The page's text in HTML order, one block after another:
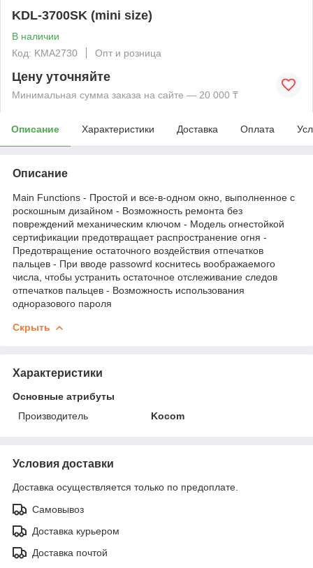
KDL-3700SK (mini size)
В наличии
Код: KMА2730
Опт и розница
Цену уточняйте
Минимальная сумма заказа на сайте — 20 000 ₸
Описание Характеристики Доставка Оплата
Описание
Main Functions - Простой и все-в-одном окно, выполненное с
роскошным дизайном - Возможность ремонта без
повреждений механическим ключом - Модель огнестойкой
сертификации предотвращает распространение огня -
Предотвращение остаточного воздействия отпечатков
пальцев - При вводе passowrd коснитесь воображаемого
числа, чтобы устранить остаточное отслеживание следов
отпечатков пальцев - Возможность использования
одноразового пароля
Скрыть
Характеристики
Основные атрибуты
Производитель
Kocom
Условия доставки
Доставка осуществляется только по предоплате.
Самовывоз
Доставка курьером
Доставка почтой